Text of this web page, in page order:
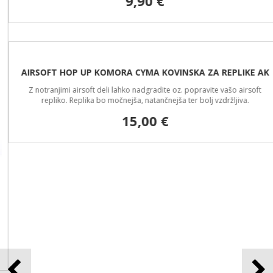
AIRSOFT HOP UP KOMORA CYMA KOVINSKA ZA REPLIKE AK
Z notranjimi airsoft deli lahko nadgradite oz. popravite vašo airsoft
repliko. Replika bo močnejša, natančnejša ter bolj vzdržljiva.
15,00 €